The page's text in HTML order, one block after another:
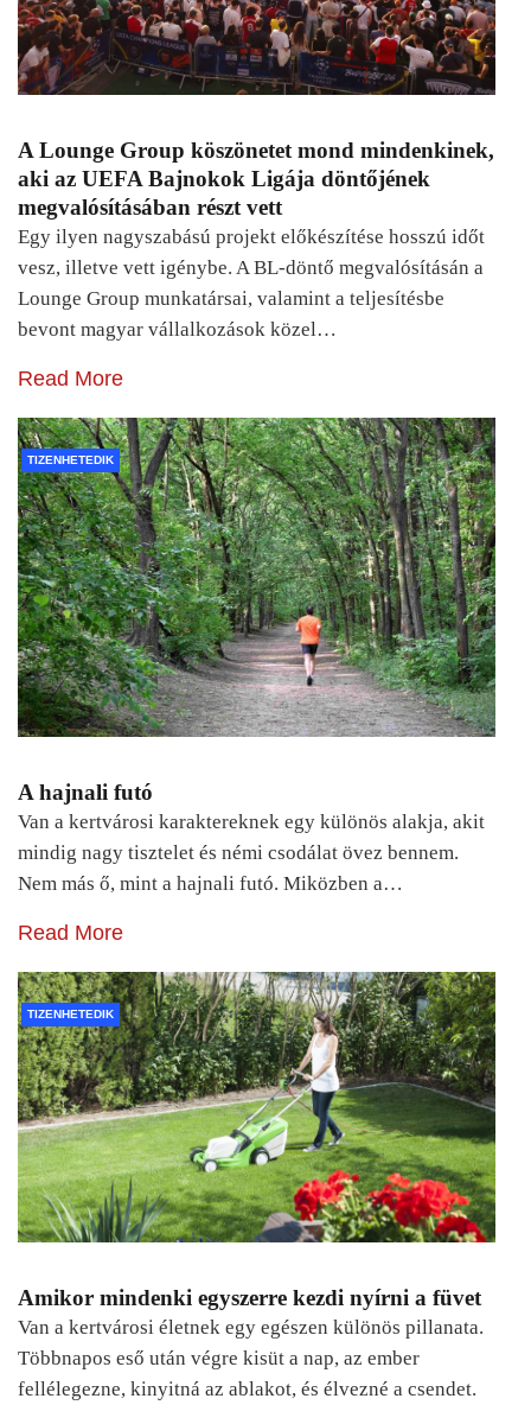
A Lounge Group köszönetet mond mindenkinek,
aki az UEFA Bajnokok Ligája döntőjének
megvalósításában részt vett
Egy ilyen nagyszabású projekt előkészítése hosszú időt
vesz, illetve vett igénybe. A BL-döntő megvalósításán a
Lounge Group munkatársai, valamint a teljesítésbe
bevont magyar vállalkozások közel…
Read More
TIZENHETEDIK
A hajnali futó
Van a kertvárosi karaktereknek egy különös alakja, akit
mindig nagy tisztelet és némi csodálat övez bennem.
Nem más ő, mint a hajnali futó. Miközben a…
Read More
TIZENHETEDIK
Amikor mindenki egyszerre kezdi nyírni a füvet
Van a kertvárosi életnek egy egészen különös pillanata.
Többnapos eső után végre kisüt a nap, az ember
fellélegezne, kinyitná az ablakot, és élvezné a csendet.